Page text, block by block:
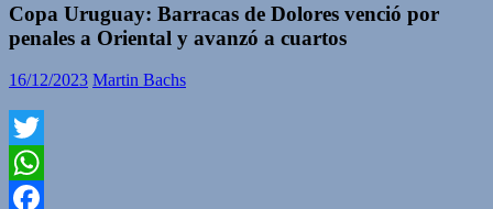
Copa Uruguay: Barracas de Dolores venció por
penales a Oriental y avanzó a cuartos
16/12/2023 Martin Bachs
Twitter
WhatsApp